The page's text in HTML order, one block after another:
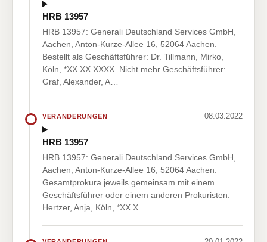
HRB 13957
HRB 13957: Generali Deutschland Services GmbH,
Aachen, Anton-Kurze-Allee 16, 52064 Aachen.
Bestellt als Geschäftsführer: Dr. Tillmann, Mirko,
Köln, *XX.XX.XXXX. Nicht mehr Geschäftsführer:
Graf, Alexander, A…
VERÄNDERUNGEN 08.03.2022
HRB 13957
HRB 13957: Generali Deutschland Services GmbH,
Aachen, Anton-Kurze-Allee 16, 52064 Aachen.
Gesamtprokura jeweils gemeinsam mit einem
Geschäftsführer oder einem anderen Prokuristen:
Hertzer, Anja, Köln, *XX.X…